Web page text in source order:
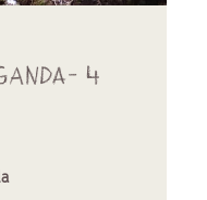
4